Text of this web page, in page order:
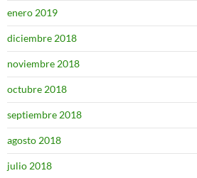
enero 2019
diciembre 2018
noviembre 2018
octubre 2018
septiembre 2018
agosto 2018
julio 2018